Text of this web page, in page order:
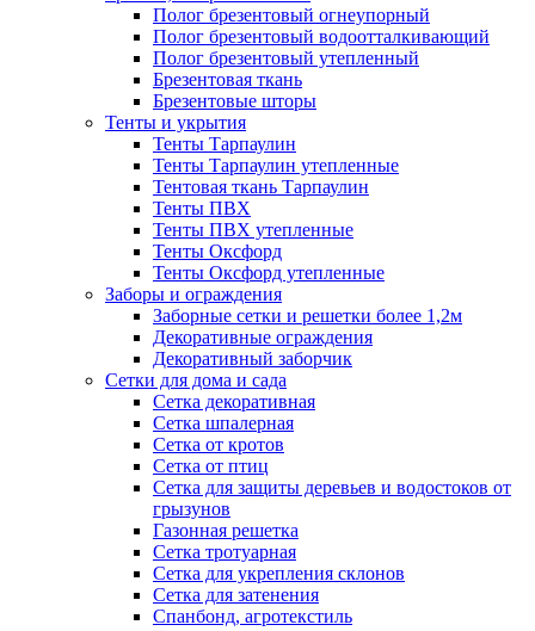
Полог брезентовый огнеупорный
Полог брезентовый водоотталкивающий
Полог брезентовый утепленный
Брезентовая ткань
Брезентовые шторы
Тенты и укрытия
Тенты Тарпаулин
Тенты Тарпаулин утепленные
Тентовая ткань Тарпаулин
Тенты ПВХ
Тенты ПВХ утепленные
Тенты Оксфорд
Тенты Оксфорд утепленные
Заборы и ограждения
Заборные сетки и решетки более 1,2м
Декоративные ограждения
Декоративный заборчик
Сетки для дома и сада
Сетка декоративная
Сетка шпалерная
Сетка от кротов
Сетка от птиц
Сетка для защиты деревьев и водостоков от
грызунов
Газонная решетка
Сетка тротуарная
Сетка для укрепления склонов
Сетка для затенения
Спанбонд, агротекстиль